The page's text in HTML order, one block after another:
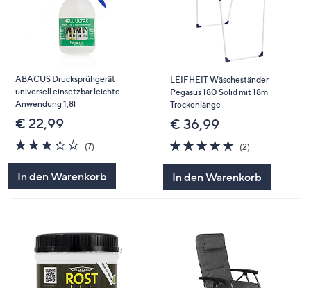
ABACUS Drucksprühgerät
universell einsetzbar leichte
Anwendung 1,8l
€ 22,99
3.3
von
5
(7)
In den Warenkorb
LEIFHEIT Wäscheständer
Pegasus 180 Solid mit 18m
Trockenlänge
€ 36,99
5.0
von
5
(2)
In den Warenkorb